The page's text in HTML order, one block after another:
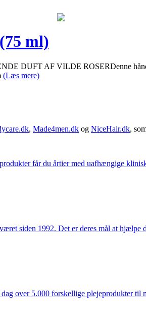
ml)
AF VILDE ROSERDenne
(Læs mere)
, Made4men.dk og NiceHair.dk,
får du årtier med uafhængige
siden 1992. Det er deres mål at
over 5.000 forskellige plejeprodukter